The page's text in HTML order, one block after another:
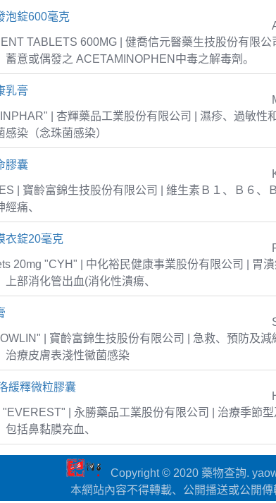
泡錠600毫克
TABLETS 600MG | 健喬信元醫藥生技股份有限公
蓄意或偶發之 ACETAMINOPHEN中毒之解毒劑。
乳膏
| 杏輝藥品工業股份有限公司 | 濕疹、過敏性
感染（念珠菌感染）
膠囊
| 寶齡富錦生技股份有限公司 | 維生素Ｂ１、Ｂ６、
痛、
衣錠20毫克
20mg "CYH" | 中化裕民健康事業股份有限公司 | 胃
上部消化管出血(消化性潰瘍、
| 寶齡富錦生技股份有限公司 | 急救、預防及
治療皮膚表淺性黴菌感染
緩釋微粒膠囊
| 永勝藥品工業股份有限公司 | 治療季節
包括鼻黏膜充血、
Copyright © 2020 藥物查詢.
本網站內容不得轉載、公開播送或公開傳